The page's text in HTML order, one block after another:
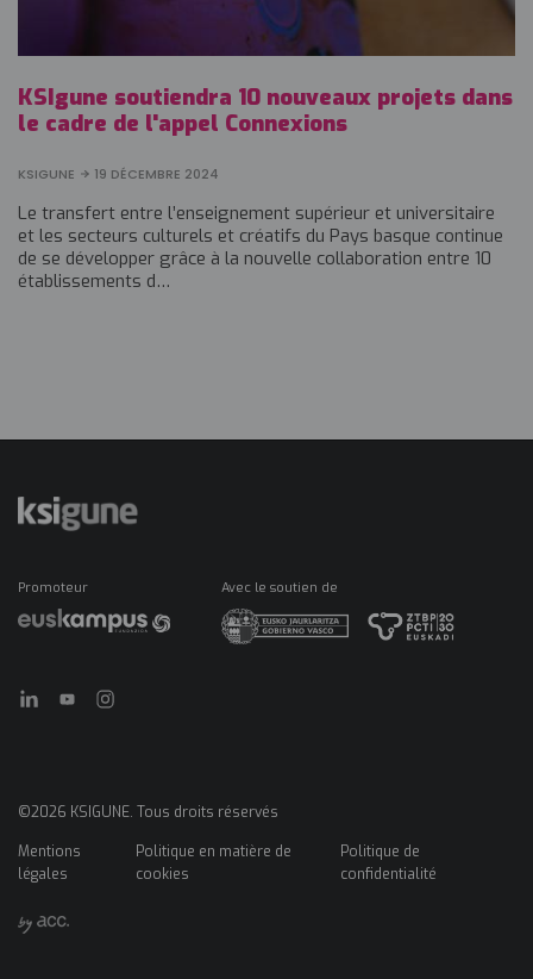
KSIgune soutiendra 10 nouveaux projets dans
le cadre de l'appel Connexions
KSIGUNE 19 DÉCEMBRE 2024
Le transfert entre l’enseignement supérieur et universitaire
et les secteurs culturels et créatifs du Pays basque continue
de se développer grâce à la nouvelle collaboration entre 10
établissements d…
Promoteur Avec le soutien de
©2026 KSIGUNE. Tous droits réservés
Menú
Mentions
légales
Politique en matière de
cookies
Politique de
confidentialité